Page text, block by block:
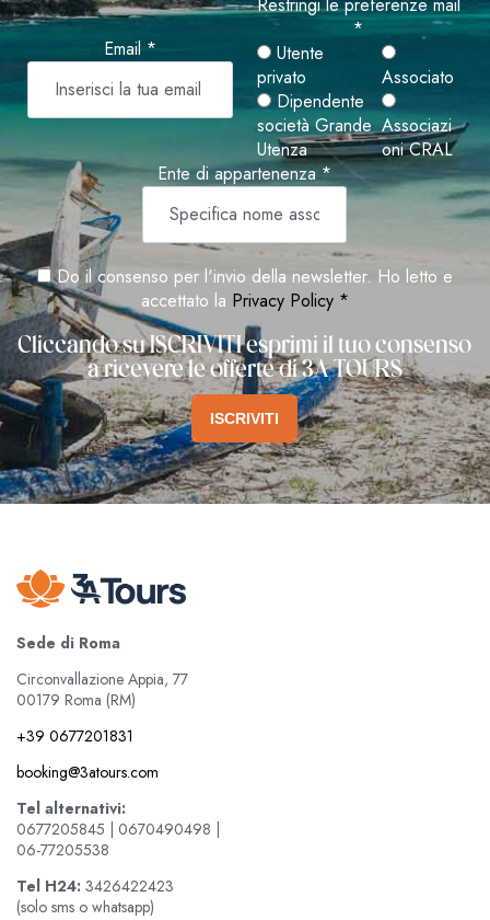
Email *
*
Utente
privato
Associato
Dipendente
società Grande
Utenza
Associazi
oni CRAL
Ente di appartenenza *
Do il consenso per l'invio della newsletter. Ho letto e
accettato la Privacy Policy *
Cliccando su ISCRIVITI esprimi il tuo consenso
a ricevere le offerte di 3A TOURS
ISCRIVITI
Sede di Roma
Circonvallazione Appia, 77
00179 Roma (RM)
+39 0677201831
booking@3atours.com
Tel alternativi:
0677205845 | 0670490498 |
06-77205538
Tel H24: 3426422423
(solo sms o whatsapp)